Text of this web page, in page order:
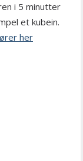
i 5 minutter
et kubein.
her